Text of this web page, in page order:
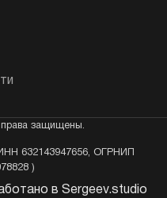
защищены.
632143947656, ОГРНИП
)
в Sergeev.studio